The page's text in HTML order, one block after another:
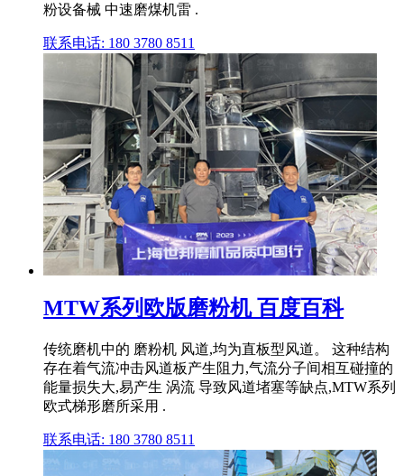
粉设备械 中速磨煤机雷 .
联系电话: 180 3780 8511
MTW系列欧版磨粉机 百度百科
传统磨机中的 磨粉机 风道,均为直板型风道。 这种结构
存在着气流冲击风道板产生阻力,气流分子间相互碰撞的
能量损失大,易产生 涡流 导致风道堵塞等缺点,MTW系列
欧式梯形磨所采用 .
联系电话: 180 3780 8511